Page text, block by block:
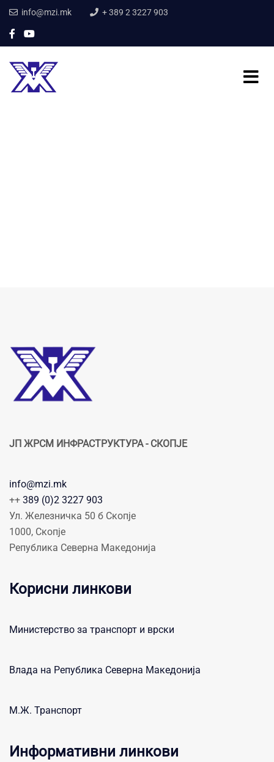
info@mzi.mk + 389 2 3227 903
ЈП ЖРСМ ИНФРАСТРУКТУРА - СКОПЈЕ
info@mzi.mk
++ 389 (0)2 3227 903
Ул. Железничка 50 б Скопје
1000, Скопје
Република Северна Македонија
Корисни линкови
Министерство за транспорт и врски
Влада на Република Северна Македонија
М.Ж. Транспорт
Информативни линкови